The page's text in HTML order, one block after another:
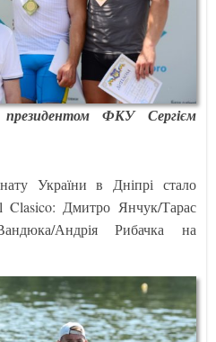
ФКУ Сергієм
України в Дніпрі стало
Clasico: Дмитро Янчук/Тарас
Андрія Рибачка на